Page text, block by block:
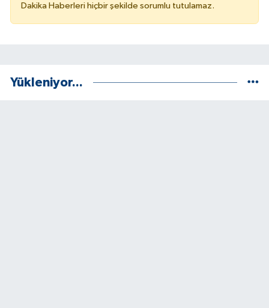
Dakika Haberleri hiçbir şekilde sorumlu tutulamaz.
Yükleniyor...